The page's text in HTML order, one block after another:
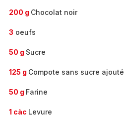
200 g Chocolat noir
3 oeufs
50 g Sucre
125 g Compote sans sucre ajouté
50 g Farine
1 càc Levure